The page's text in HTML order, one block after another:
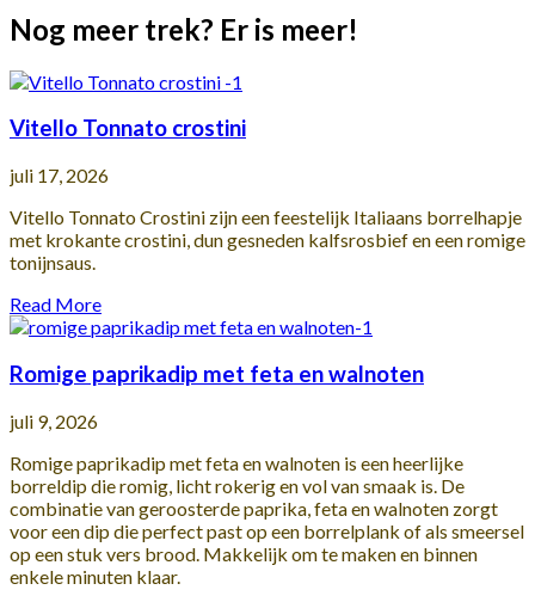
Nog meer trek? Er is meer!
Vitello Tonnato crostini
juli 17, 2026
Vitello Tonnato Crostini zijn een feestelijk Italiaans borrelhapje
met krokante crostini, dun gesneden kalfsrosbief en een romige
tonijnsaus.
Read More
Romige paprikadip met feta en walnoten
juli 9, 2026
Romige paprikadip met feta en walnoten is een heerlijke
borreldip die romig, licht rokerig en vol van smaak is. De
combinatie van geroosterde paprika, feta en walnoten zorgt
voor een dip die perfect past op een borrelplank of als smeersel
op een stuk vers brood. Makkelijk om te maken en binnen
enkele minuten klaar.